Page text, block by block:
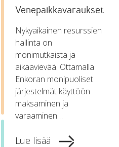
Venepaikkavaraukset
Nykyaikainen resurssien
hallinta on
monimutkaista ja
aikaavievää. Ottamalla
Enkoran monipuoliset
järjestelmät käyttöön
maksaminen ja
varaaminen…
Lue lisää